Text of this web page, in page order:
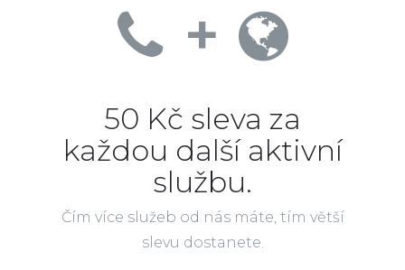
+
50 Kč sleva za
každou další aktivní
službu.
Čím více služeb od nás máte, tím větší
slevu dostanete.